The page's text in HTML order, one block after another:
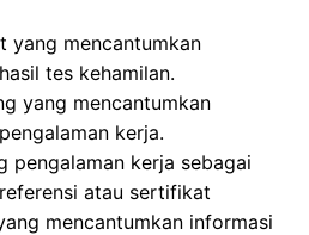
yang mencantumkan
tes kehamilan.
yang mencantumkan
kerja.
pengalaman kerja sebagai
atau sertifikat
mencantumkan informasi